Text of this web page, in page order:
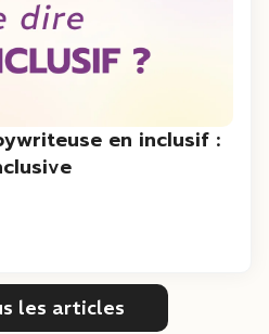
en inclusif :
les articles